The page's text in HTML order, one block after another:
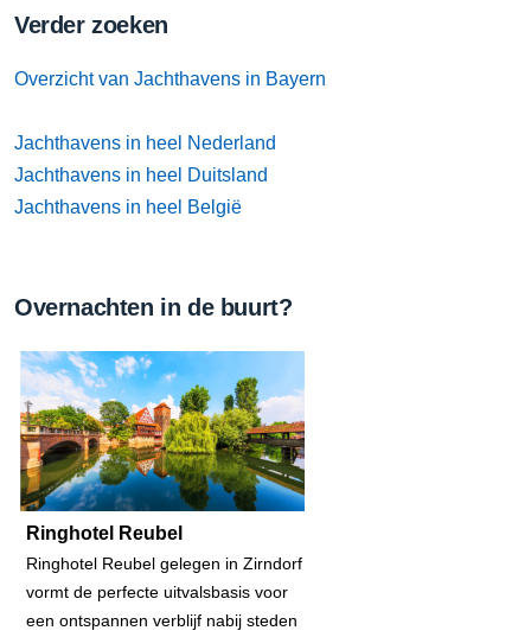
Verder zoeken
Overzicht van Jachthavens in Bayern
Jachthavens in heel Nederland
Jachthavens in heel Duitsland
Jachthavens in heel België
Overnachten in de buurt?
Ringhotel Reubel
Ringhotel Reubel gelegen in Zirndorf
vormt de perfecte uitvalsbasis voor
een ontspannen verblijf nabij steden